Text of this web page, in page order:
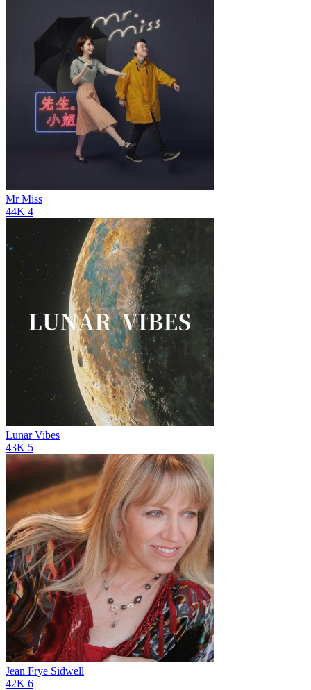
Mr Miss
44K 4
Lunar Vibes
43K 5
Jean Frye Sidwell
42K 6